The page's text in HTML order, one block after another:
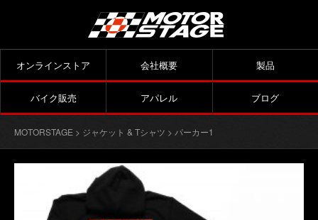
オンラインストア 会社概要 製品
バイク販売 アパレル ブログ
MOTORSTAGE > ジャケット & Tシャツ > パーカー1